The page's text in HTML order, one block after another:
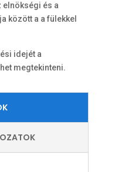
elnökségi és a
között a a fülekkel
idejét a
megtekinteni.